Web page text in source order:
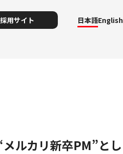
採用サイト 日本語English
ルカリ新卒PM”とし